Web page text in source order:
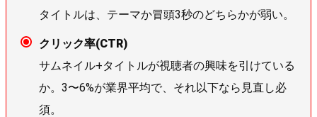
タイトルは、テーマか冒頭3秒のどちらかが弱い。
クリック率(CTR)
サムネイル+タイトルが視聴者の興味を引けている
か。3〜6%が業界平均で、それ以下なら見直し必
須。